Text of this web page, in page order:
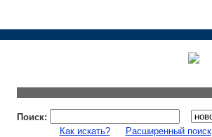
Поиск:
Как искать?
Расширенный поиск